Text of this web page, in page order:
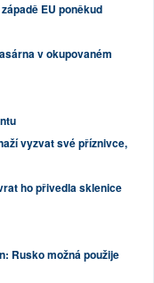
EU poněkud
v okupovaném
vyzvat své příznivce,
ho přivedla sklenice
Rusko možná použije